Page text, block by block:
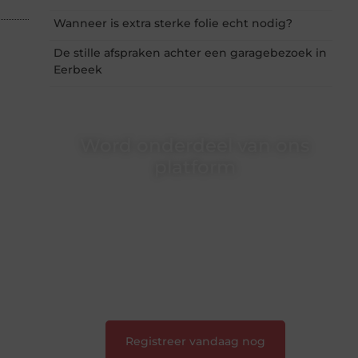
Wanneer is extra sterke folie echt nodig?
De stille afspraken achter een garagebezoek in
Eerbeek
Registreer vandaag nog